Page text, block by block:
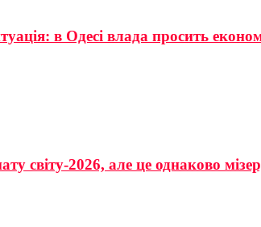
в Одесі влада просить
світу-2026, але це однаково